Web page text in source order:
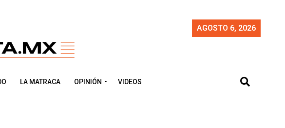
AGOSTO 6, 2026
LA MATRACA OPINIÓN VIDEOS